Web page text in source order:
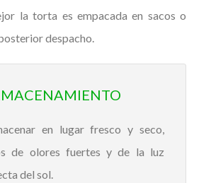
la torta es empacada en sacos o
despacho.
en lugar fresco y seco,
de olores fuertes y de la luz
del sol.